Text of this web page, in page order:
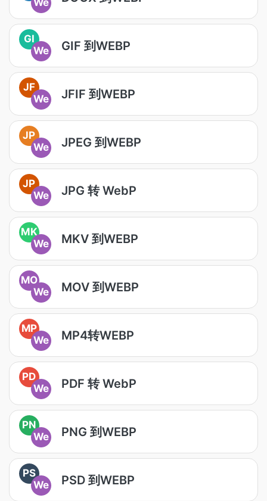
We
GI
We
GIF 到WEBP
JF
We
JFIF 到WEBP
JP
We
JPEG 到WEBP
JP
We
JPG 转 WebP
MK
We
MKV 到WEBP
MO
We
MOV 到WEBP
MP
We
MP4转WEBP
PD
We
PDF 转 WebP
PN
We
PNG 到WEBP
PS
We
PSD 到WEBP